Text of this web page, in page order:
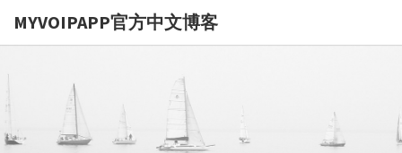
MYVOIPAPP官方中文博客
MYVOIPAPP